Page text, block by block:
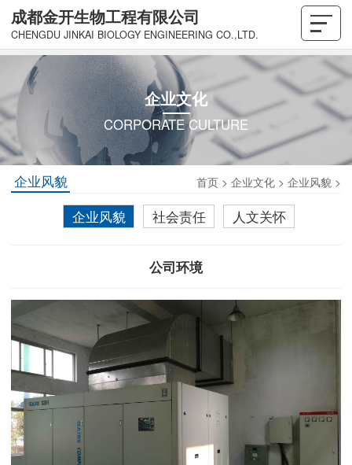
成都金开生物工程有限公司
CHENGDU JINKAI BIOLOGY ENGINEERING CO.,LTD.
企业文化
CORPORATE CULTURE
企业风貌 首页 > 企业文化 > 企业风貌 >
企业风貌 社会责任 人文关怀
公司环境